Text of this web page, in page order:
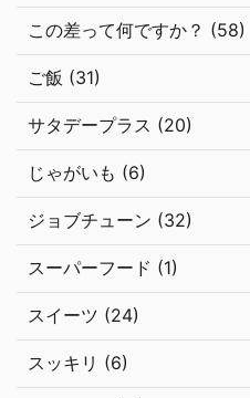
この差って何ですか？ (58)
ご飯 (31)
サタデープラス (20)
じゃがいも (6)
ジョブチューン (32)
スーパーフード (1)
スイーツ (24)
スッキリ (6)